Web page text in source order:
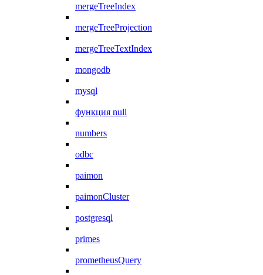
mergeTreeIndex
mergeTreeProjection
mergeTreeTextIndex
mongodb
mysql
функция null
numbers
odbc
paimon
paimonCluster
postgresql
primes
prometheusQuery